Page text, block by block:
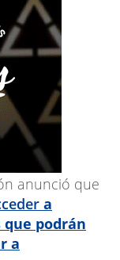
anunció que
a
que podrán
a